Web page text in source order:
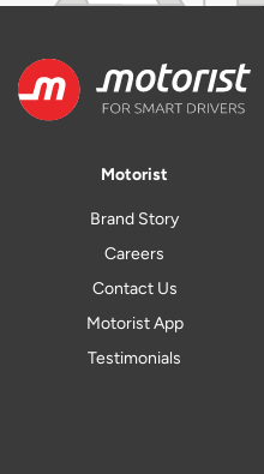
Motorist
Brand Story
Careers
Contact Us
Motorist App
Testimonials